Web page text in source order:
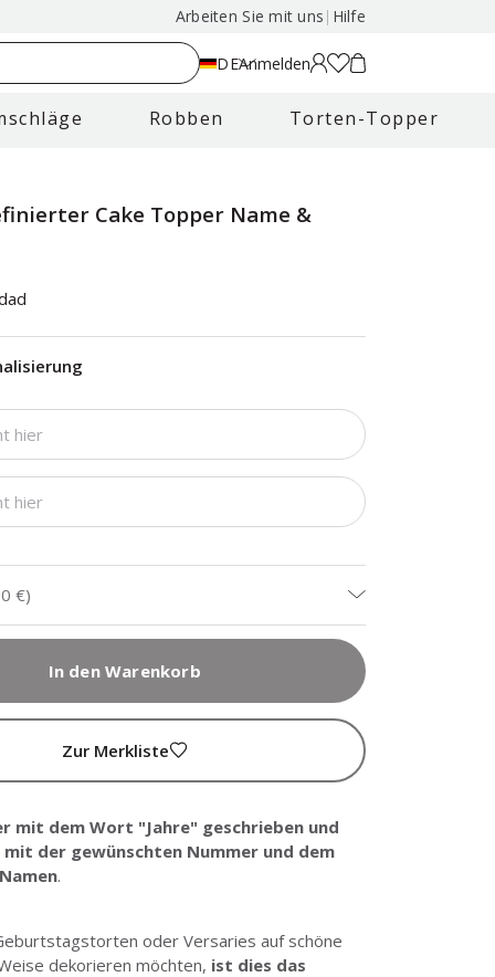
Arbeiten Sie mit uns | Hilfe
DEAnmelden
Robben Torten-Topper
Cake Topper Name &
€)
In den Warenkorb
Zur Merkliste
mit dem Wort "Jahre" geschrieben und
der gewünschten Nummer und dem
.
oder Versaries auf schöne
dekorieren möchten, ist dies das